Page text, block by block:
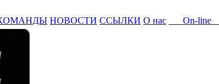
НОВОСТИ ССЫЛКИ О нас On-line